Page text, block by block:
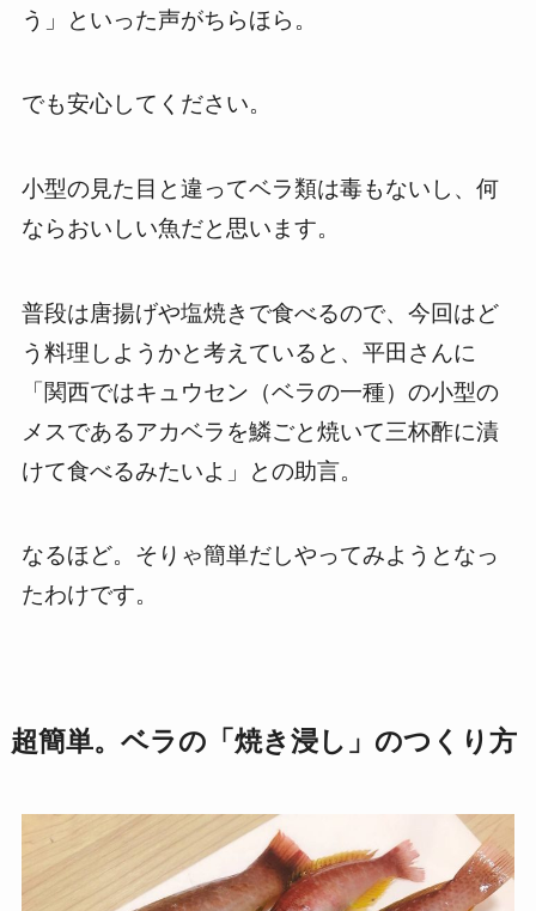
う」といった声がちらほら。
でも安心してください。
小型の見た目と違ってベラ類は毒もないし、何
ならおいしい魚だと思います。
普段は唐揚げや塩焼きで食べるので、今回はど
う料理しようかと考えていると、平田さんに
「関西ではキュウセン（ベラの一種）の小型の
メスであるアカベラを鱗ごと焼いて三杯酢に漬
けて食べるみたいよ」との助言。
なるほど。そりゃ簡単だしやってみようとなっ
たわけです。
超簡単。ベラの「焼き浸し」のつくり方